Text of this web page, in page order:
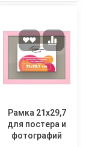
Рамка 21x29,7
для постера и
фотографий